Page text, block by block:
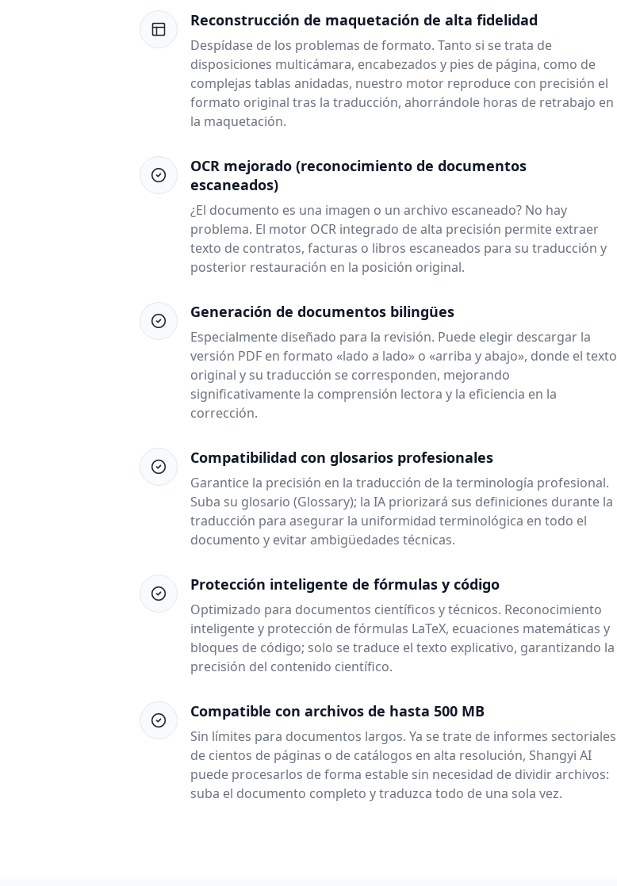
Reconstrucción de maquetación de alta fidelidad
Despídase de los problemas de formato. Tanto si se trata de
disposiciones multicámara, encabezados y pies de página, como de
complejas tablas anidadas, nuestro motor reproduce con precisión el
formato original tras la traducción, ahorrándole horas de retrabajo en
la maquetación.
OCR mejorado (reconocimiento de documentos
escaneados)
¿El documento es una imagen o un archivo escaneado? No hay
problema. El motor OCR integrado de alta precisión permite extraer
texto de contratos, facturas o libros escaneados para su traducción y
posterior restauración en la posición original.
Generación de documentos bilingües
Especialmente diseñado para la revisión. Puede elegir descargar la
versión PDF en formato «lado a lado» o «arriba y abajo», donde el texto
original y su traducción se corresponden, mejorando
significativamente la comprensión lectora y la eficiencia en la
corrección.
Compatibilidad con glosarios profesionales
Garantice la precisión en la traducción de la terminología profesional.
Suba su glosario (Glossary); la IA priorizará sus definiciones durante la
traducción para asegurar la uniformidad terminológica en todo el
documento y evitar ambigüedades técnicas.
Protección inteligente de fórmulas y código
Optimizado para documentos científicos y técnicos. Reconocimiento
inteligente y protección de fórmulas LaTeX, ecuaciones matemáticas y
bloques de código; solo se traduce el texto explicativo, garantizando la
precisión del contenido científico.
Compatible con archivos de hasta 500 MB
Sin límites para documentos largos. Ya se trate de informes sectoriales
de cientos de páginas o de catálogos en alta resolución, Shangyi AI
puede procesarlos de forma estable sin necesidad de dividir archivos:
suba el documento completo y traduzca todo de una sola vez.